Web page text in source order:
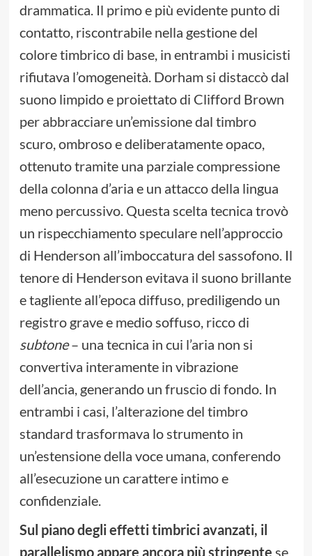
drammatica. Il primo e più evidente punto di
contatto, riscontrabile nella gestione del
colore timbrico di base, in entrambi i musicisti
rifiutava l’omogeneità. Dorham si distaccò dal
suono limpido e proiettato di Clifford Brown
per abbracciare un’emissione dal timbro
scuro, ombroso e deliberatamente opaco,
ottenuto tramite una parziale compressione
della colonna d’aria e un attacco della lingua
meno percussivo. Questa scelta tecnica trovò
un rispecchiamento speculare nell’approccio
di Henderson all’imboccatura del sassofono. Il
tenore di Henderson evitava il suono brillante
e tagliente all’epoca diffuso, prediligendo un
registro grave e medio soffuso, ricco di
subtone– una tecnica in cui l’aria non si
convertiva interamente in vibrazione
dell’ancia, generando un fruscio di fondo. In
entrambi i casi, l’alterazione del timbro
standard trasformava lo strumento in
un’estensione della voce umana, conferendo
all’esecuzione un carattere intimo e
confidenziale.
Sul piano degli effetti timbrici avanzati, il
parallelismo appare ancora più stringente se